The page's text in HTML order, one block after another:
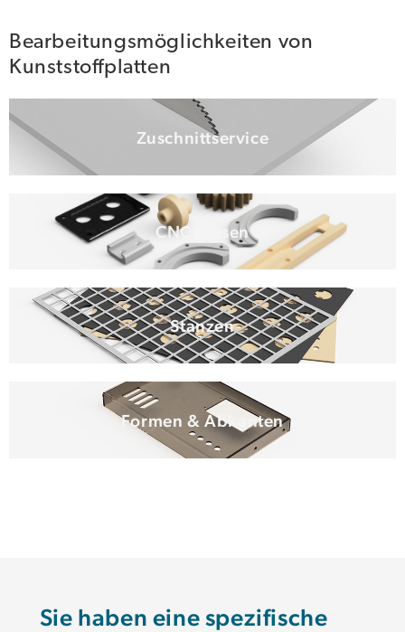
Bearbeitungsmöglichkeiten von
Kunststoffplatten
Zuschnittservice
CNC Fräsen
Stanzen
Formen & Abkanten
Sie haben eine spezifische